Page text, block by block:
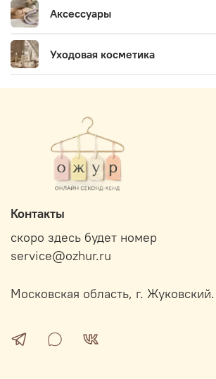
Аксессуары
Уходовая косметика
Контакты
скоро здесь будет номер
service@ozhur.ru
Московская область, г. Жуковский.